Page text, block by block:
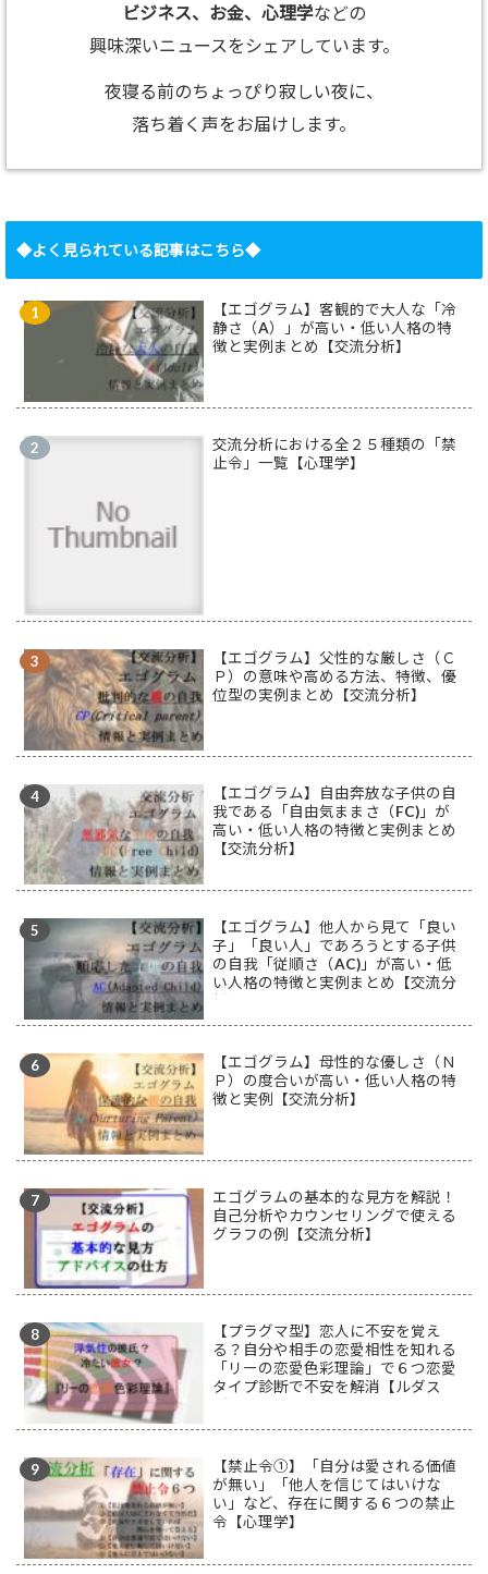
ビジネス、お金、心理学などの
興味深いニュースをシェアしています。
夜寝る前のちょっぴり寂しい夜に、
落ち着く声をお届けします。
◆よく見られている記事はこちら◆
【エゴグラム】客観的で大人な「冷
静さ（A）」が高い・低い人格の特
徴と実例まとめ【交流分析】
交流分析における全２５種類の「禁
止令」一覧【心理学】
【エゴグラム】父性的な厳しさ（Ｃ
Ｐ）の意味や高める方法、特徴、優
位型の実例まとめ【交流分析】
【エゴグラム】自由奔放な子供の自
我である「自由気ままさ（FC)」が
高い・低い人格の特徴と実例まとめ
【交流分析】
【エゴグラム】他人から見て「良い
子」「良い人」であろうとする子供
の自我「従順さ（AC)」が高い・低
い人格の特徴と実例まとめ【交流分
【エゴグラム】母性的な優しさ（Ｎ
Ｐ）の度合いが高い・低い人格の特
徴と実例【交流分析】
エゴグラムの基本的な見方を解説！
自己分析やカウンセリングで使える
グラフの例【交流分析】
【プラグマ型】恋人に不安を覚え
る？自分や相手の恋愛相性を知れる
「リーの恋愛色彩理論」で６つ恋愛
タイプ診断で不安を解消【ルダス
【禁止令①】「自分は愛される価値
が無い」「他人を信じてはいけな
い」など、存在に関する６つの禁止
令【心理学】